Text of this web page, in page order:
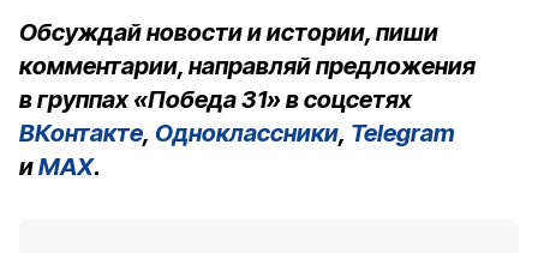
Обсуждай новости и истории, пиши
комментарии, направляй предложения
в группах «Победа 31» в соцсетях
ВКонтакте, Одноклассники, Telegram
иMAX.